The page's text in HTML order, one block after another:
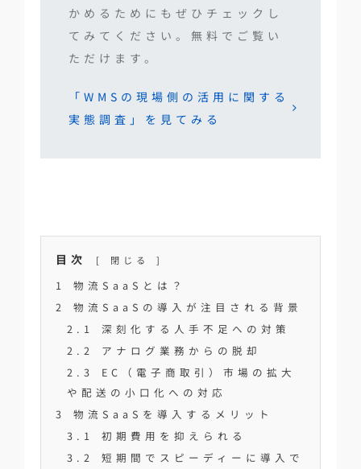
かめるためにもぜひチェックし
てみてください。無料でご覧い
ただけます。
「WMSの現場側の活用に関する
実態調査」を見てみる
目次 閉じる
1
物流SaaSとは？
2
物流SaaSの導入が注目される背景
2.1
深刻化する人手不足への対策
2.2
アナログ業務からの脱却
2.3
EC（電子商取引）市場の拡大
や配送の小口化への対応
3
物流SaaSを導入するメリット
3.1
初期費用を抑えられる
3.2
短期間でスピーディーに導入で